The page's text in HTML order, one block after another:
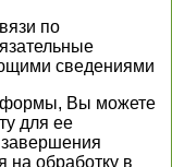
по
сведениями
формы, Вы можете
для ее
на обработку в